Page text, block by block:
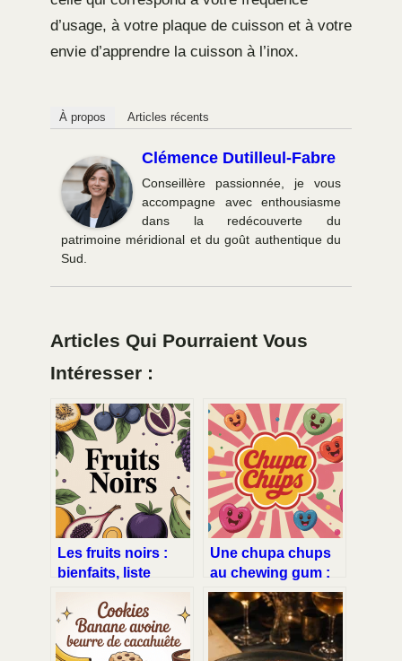
d’usage, à votre plaque de cuisson et à votre
envie d’apprendre la cuisson à l’inox.
À propos Articles récents
Clémence Dutilleul-Fabre
Conseillère passionnée, je vous
accompagne avec enthousiasme
dans la redécouverte du
patrimoine méridional et du goût authentique du
Sud.
Articles Qui Pourraient Vous
Intéresser :
Les fruits noirs :
bienfaits, liste
pour les
consommer
Une chupa chups
au chewing gum :
le guide gourmand
ultime